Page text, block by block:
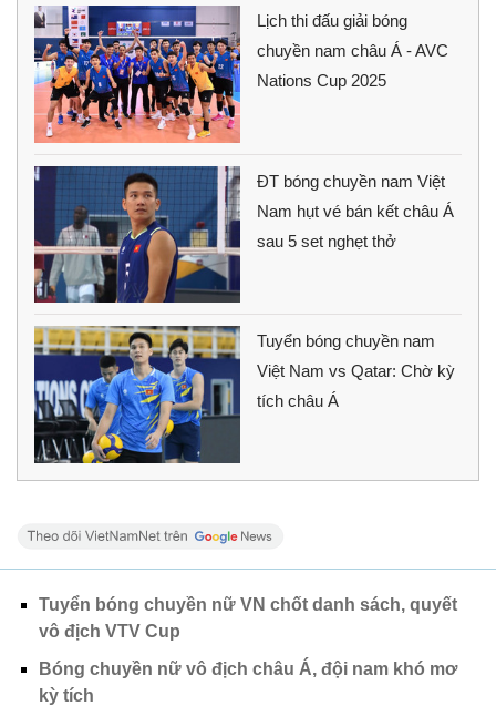
Lịch thi đấu giải bóng
chuyền nam châu Á - AVC
Nations Cup 2025
ĐT bóng chuyền nam Việt
Nam hụt vé bán kết châu Á
sau 5 set nghẹt thở
Tuyển bóng chuyền nam
Việt Nam vs Qatar: Chờ kỳ
tích châu Á
Tuyển bóng chuyền nữ VN chốt danh sách, quyết
vô địch VTV Cup
Bóng chuyền nữ vô địch châu Á, đội nam khó mơ
kỳ tích